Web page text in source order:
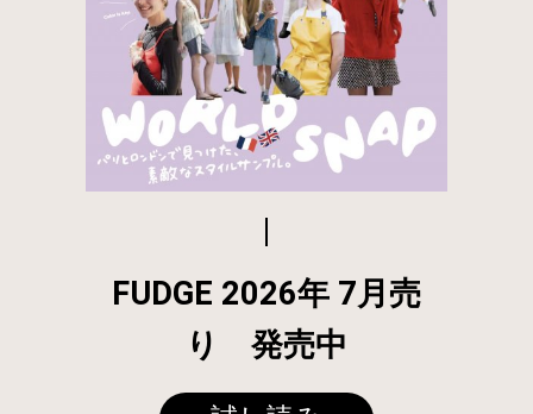
FUDGE 2026年 7月売
り 発売中